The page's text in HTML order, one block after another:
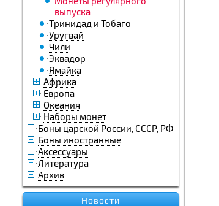
выпуска
Тринидад и Тобаго
Уругвай
Чили
Эквадор
Ямайка
Африка
Европа
Океания
Наборы монет
Боны царской России, СССР, РФ
Боны иностранные
Аксессуары
Литература
Архив
Новости